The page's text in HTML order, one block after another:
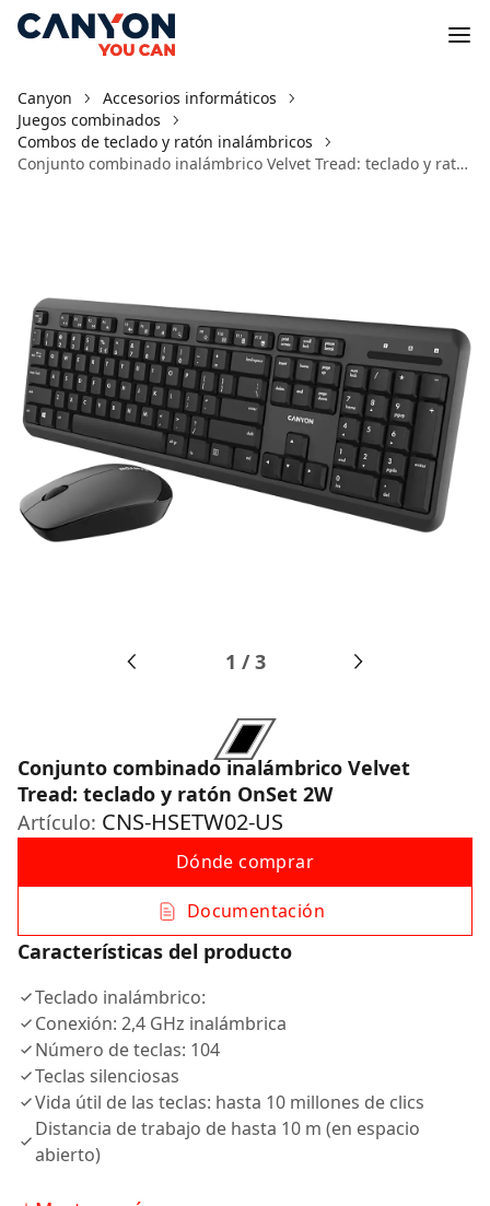
Canyon
Accesorios informáticos
Juegos combinados
Combos de teclado y ratón inalámbricos
Conjunto combinado inalámbrico Velvet Tread: teclado y ratón OnSet 2W
1 /3
Conjunto combinado inalámbrico Velvet
Tread: teclado y ratón OnSet 2W
Artículo: CNS-HSETW02-US
Dónde comprar
Documentación
Características del producto
Teclado inalámbrico:
Conexión: 2,4 GHz inalámbrica
Número de teclas: 104
Teclas silenciosas
Vida útil de las teclas: hasta 10 millones de clics
Distancia de trabajo de hasta 10 m (en espacio
abierto)